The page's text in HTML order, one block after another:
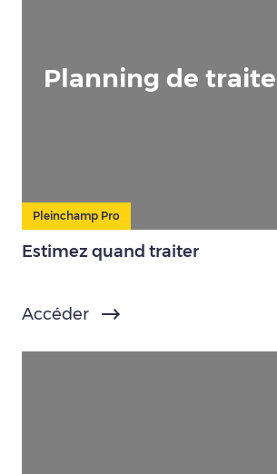
Planning de
Pleinchamp Pro
Estimez quand traiter
Accéder